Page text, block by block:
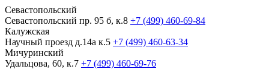
Севастопольский
Севастопольский пр. 95 б, к.8 +7 (499) 460-69-84
Калужская
Научный проезд д.14а к.5 +7 (499) 460-63-34
Мичуринский
Удальцова, 60, к.7 +7 (499) 460-69-76